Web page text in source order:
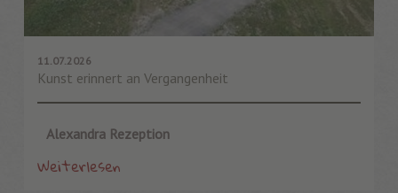
11.07.2026
Kunst erinnert an Vergangenheit
Alexandra Rezeption
Weiterlesen